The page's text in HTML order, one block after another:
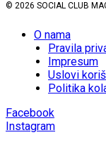
© 2026 SOCIAL CLUB
O nama
Pravila
Impresum
Uslovi
Politika
Facebook
Instagram